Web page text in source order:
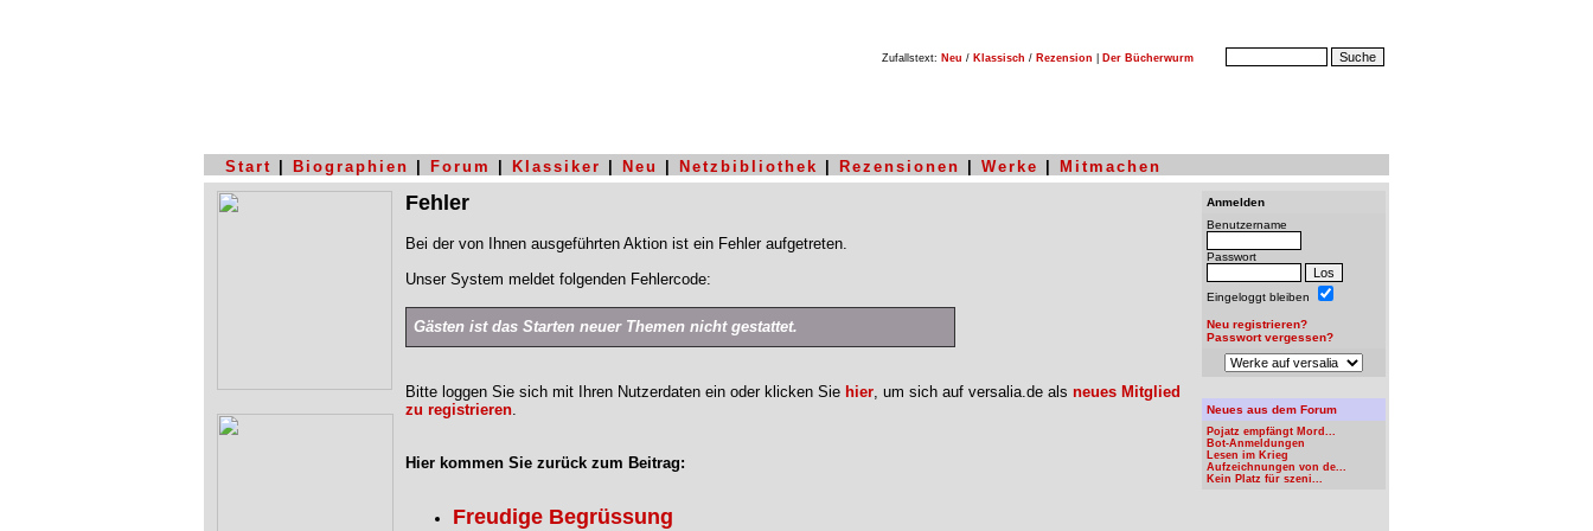
Zufallstext: Neu / Klassisch / Rezension Der Bücherwurm
Start Biographien Forum Klassiker Neu Netzbibliothek Rezensionen Werke Mitmachen
Fehler
Bei der von Ihnen ausgeführten Aktion ist ein Fehler aufgetreten.
Unser System meldet folgenden Fehlercode:
Gästen ist das Starten neuer Themen nicht gestattet.
Bitte loggen Sie sich mit Ihren Nutzerdaten ein oder klicken Sie hier, um sich auf versalia.de als neues Mitglied
zu registrieren.
Hier kommen Sie zurück zum Beitrag:
Freudige Begrüssung
Anmelden
Benutzername
Passwort
Eingeloggt bleiben
Neu registrieren?
Passwort vergessen?
Neues aus dem Forum
Pojatz empfängt Mord...
Bot-Anmeldungen
Lesen im Krieg
Aufzeichnungen von de...
Kein Platz für szeni...